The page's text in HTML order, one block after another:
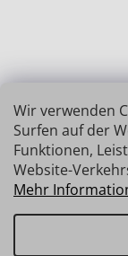
Wir verwenden
Surfen auf der
Funktionen,
Website-
Mehr